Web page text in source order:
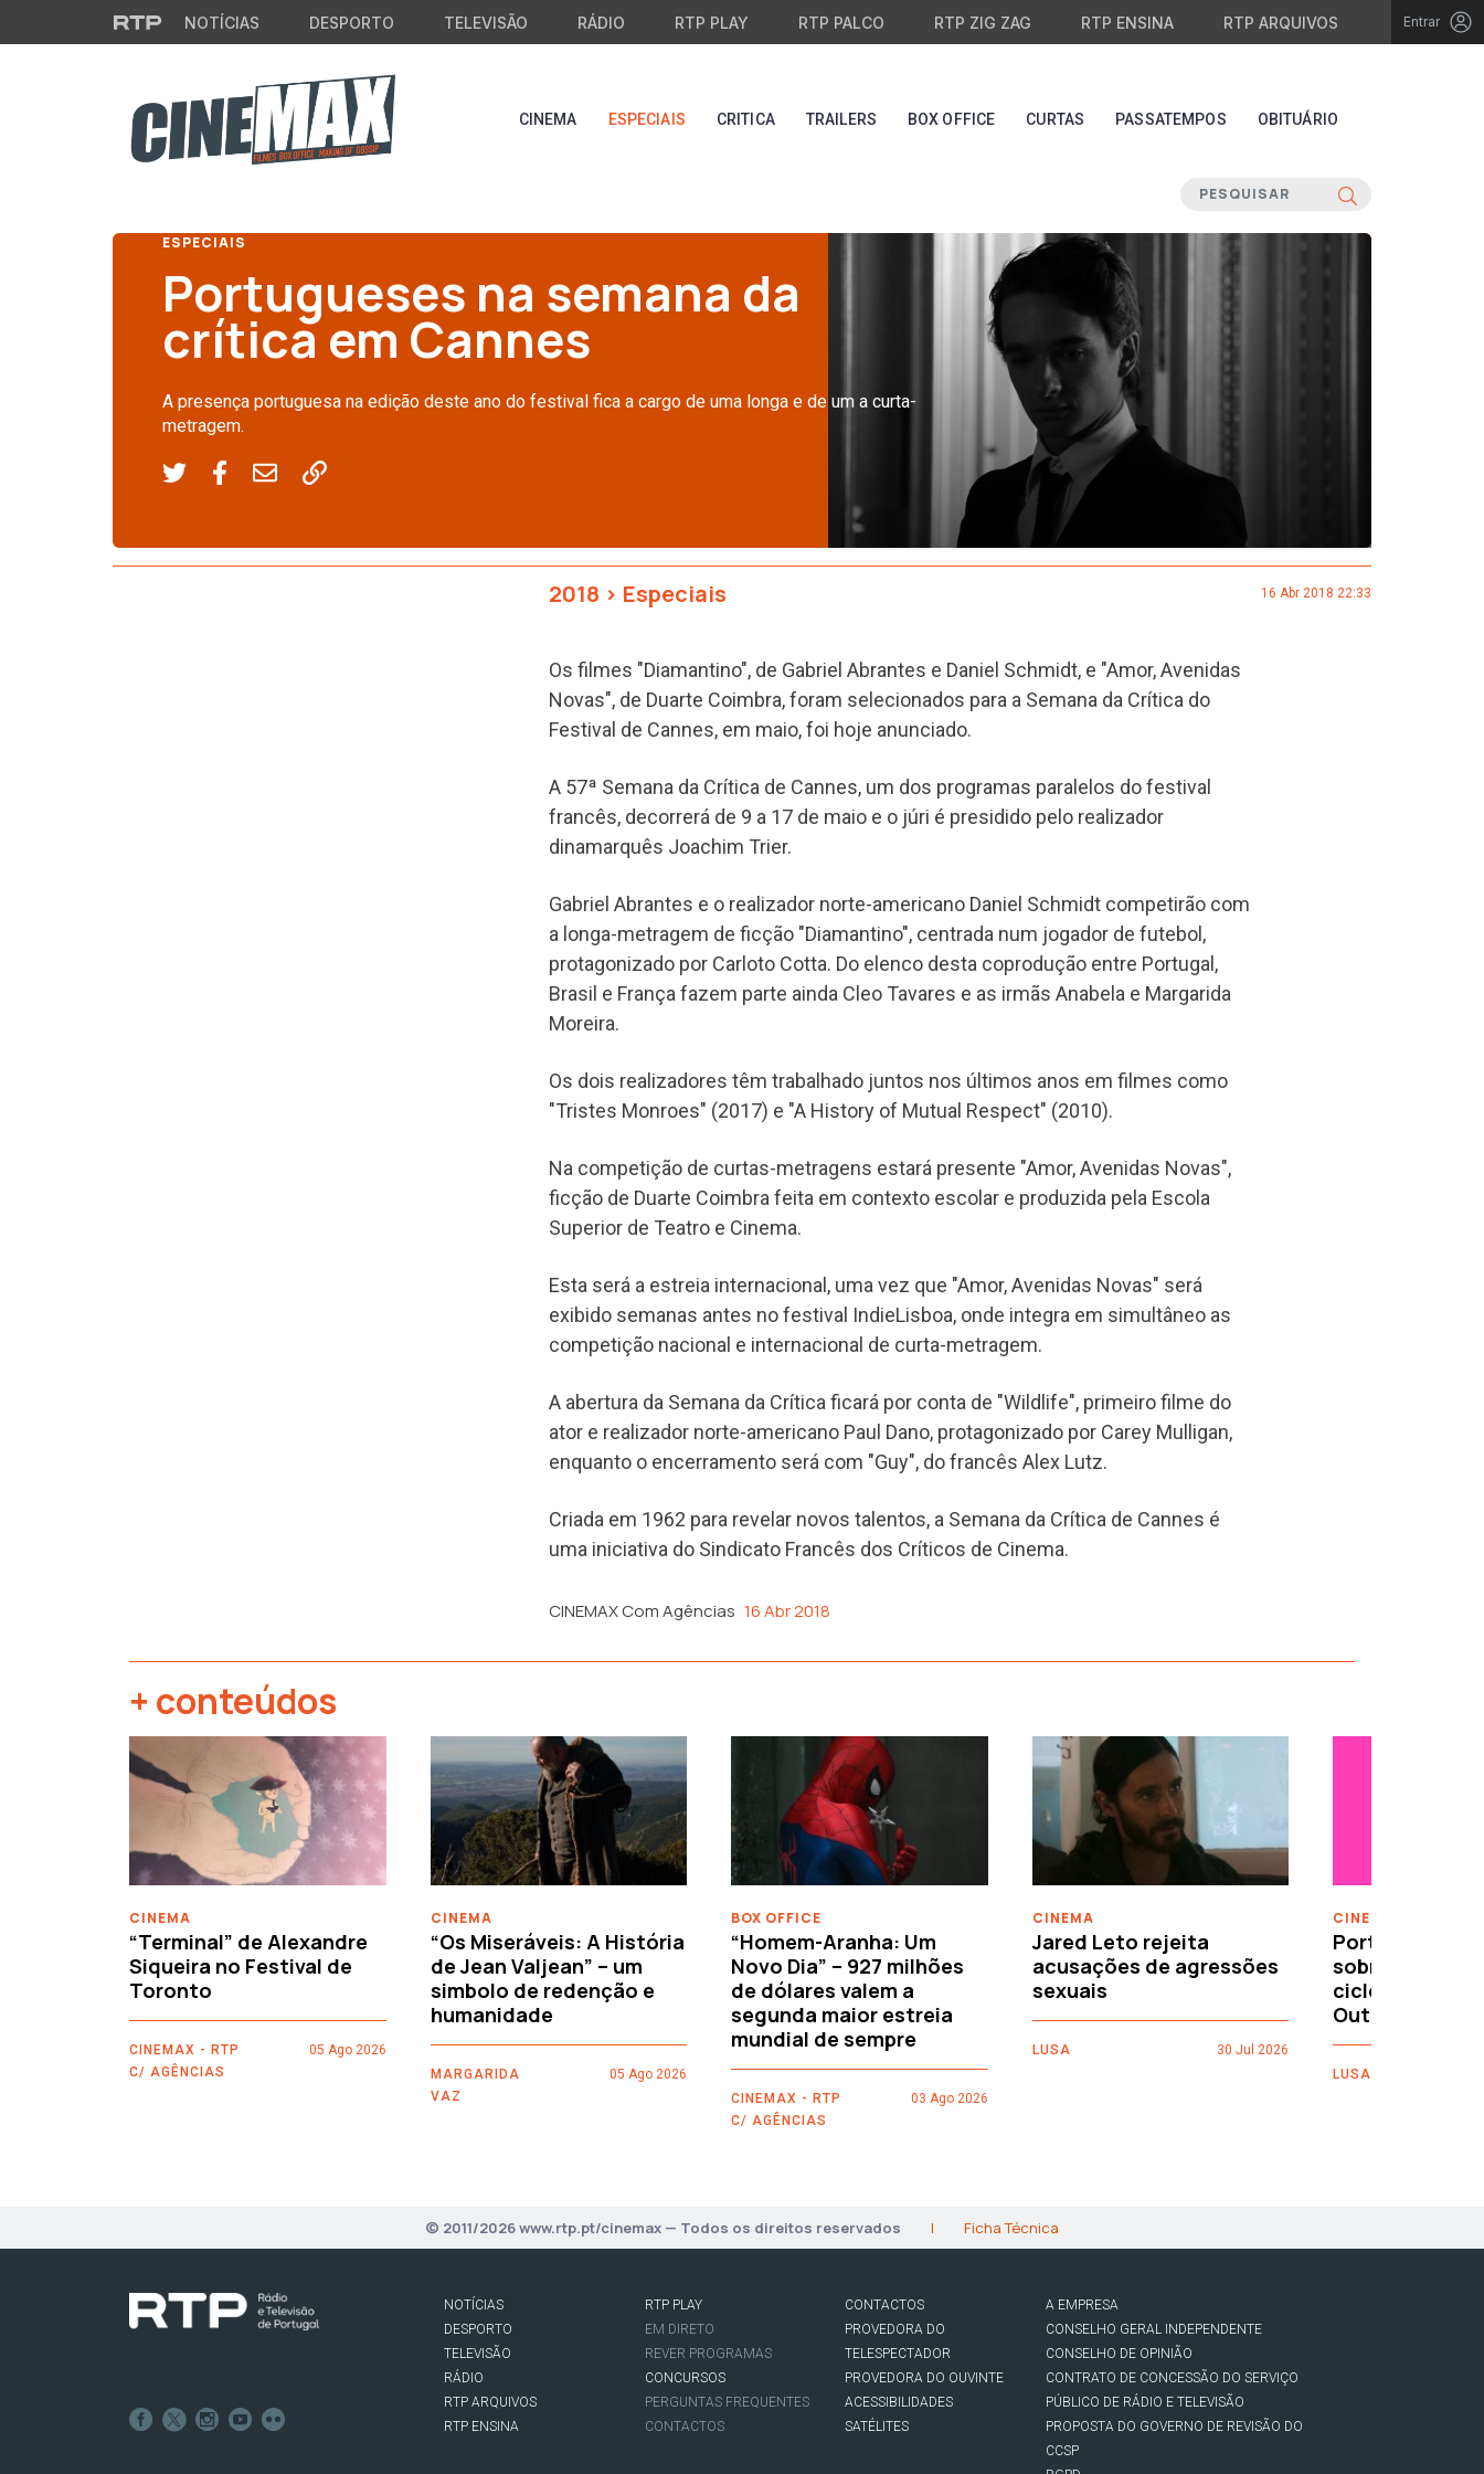
Saltar para o conteúdo principal
NOTÍCIAS DESPORTO TELEVISÃO RÁDIO RTP PLAY RTP PALCO RTP ZIG ZAG RTP ENSINA RTP ARQUIVOS Entrar
CINEMA ESPECIAIS CRITICA TRAILERS BOX OFFICE CURTAS PASSATEMPOS OBITUÁRIO
ESPECIAIS
Portugueses na semana da
crítica em Cannes
A presença portuguesa na edição deste ano do festival fica a cargo de uma longa e de um a curta-
metragem.
2018 > Especiais 16 Abr 2018 22:33
Os filmes "Diamantino", de Gabriel Abrantes e Daniel Schmidt, e "Amor, Avenidas
Novas", de Duarte Coimbra, foram selecionados para a Semana da Crítica do
Festival de Cannes, em maio, foi hoje anunciado.
A 57ª Semana da Crítica de Cannes, um dos programas paralelos do festival
francês, decorrerá de 9 a 17 de maio e o júri é presidido pelo realizador
dinamarquês Joachim Trier.
Gabriel Abrantes e o realizador norte-americano Daniel Schmidt competirão com
a longa-metragem de ficção "Diamantino", centrada num jogador de futebol,
protagonizado por Carloto Cotta. Do elenco desta coprodução entre Portugal,
Brasil e França fazem parte ainda Cleo Tavares e as irmãs Anabela e Margarida
Moreira.
Os dois realizadores têm trabalhado juntos nos últimos anos em filmes como
"Tristes Monroes" (2017) e "A History of Mutual Respect" (2010).
Na competição de curtas-metragens estará presente "Amor, Avenidas Novas",
ficção de Duarte Coimbra feita em contexto escolar e produzida pela Escola
Superior de Teatro e Cinema.
Esta será a estreia internacional, uma vez que "Amor, Avenidas Novas" será
exibido semanas antes no festival IndieLisboa, onde integra em simultâneo as
competição nacional e internacional de curta-metragem.
A abertura da Semana da Crítica ficará por conta de "Wildlife", primeiro filme do
ator e realizador norte-americano Paul Dano, protagonizado por Carey Mulligan,
enquanto o encerramento será com "Guy", do francês Alex Lutz.
Criada em 1962 para revelar novos talentos, a Semana da Crítica de Cannes é
uma iniciativa do Sindicato Francês dos Críticos de Cinema.
CINEMAX Com Agências 16 Abr 2018
+ conteúdos
CINEMA
“Terminal” de Alexandre
Siqueira no Festival de
Toronto
CINEMAX - RTP
C/ AGÊNCIAS
05 Ago 2026
CINEMA
“Os Miseráveis: A História
de Jean Valjean” – um
simbolo de redenção e
humanidade
MARGARIDA
VAZ
05 Ago 2026
BOX OFFICE
“Homem-Aranha: Um
Novo Dia” – 927 milhões
de dólares valem a
segunda maior estreia
mundial de sempre
CINEMAX - RTP
C/ AGÊNCIAS
03 Ago 2026
CINEMA
Jared Leto rejeita
acusações de agressões
sexuais
LUSA 30 Jul 2026
CINEMA
Porto/Post/
sobre
ciclo “No País
Outros”
LUSA
© 2011/2026 www.rtp.pt/cinemax — Todos os direitos reservados | Ficha Técnica
NOTÍCIAS
DESPORTO
TELEVISÃO
RÁDIO
RTP ARQUIVOS
RTP ENSINA
RTP PLAY
EM DIRETO
REVER PROGRAMAS
CONCURSOS
PERGUNTAS FREQUENTES
CONTACTOS
CONTACTOS
PROVEDORA DO
TELESPECTADOR
PROVEDORA DO OUVINTE
ACESSIBILIDADES
SATÉLITES
A EMPRESA
CONSELHO GERAL INDEPENDENTE
CONSELHO DE OPINIÃO
CONTRATO DE CONCESSÃO DO SERVIÇO
PÚBLICO DE RÁDIO E TELEVISÃO
PROPOSTA DO GOVERNO DE REVISÃO DO
CCSP